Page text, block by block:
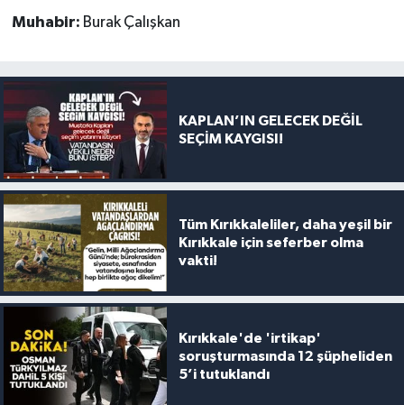
Muhabir: Burak Çalışkan
KAPLAN’IN GELECEK DEĞİL
SEÇİM KAYGISI!
Tüm Kırıkkaleliler, daha yeşil bir
Kırıkkale için seferber olma
vakti!
Kırıkkale'de 'irtikap'
soruşturmasında 12 şüpheliden
5’i tutuklandı